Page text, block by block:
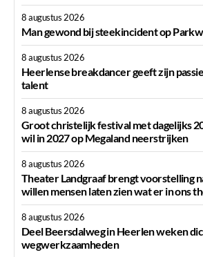
8 augustus 2026
Man gewond bij steekincident op
8 augustus 2026
Heerlense breakdancer geeft zijn
talent
8 augustus 2026
Groot christelijk festival met dagelijks
wil in 2027 op Megaland neerstrijken
8 augustus 2026
Theater Landgraaf brengt voorstelling
willen mensen laten zien wat er in ons
8 augustus 2026
Deel Beersdalweg in Heerlen weken
wegwerkzaamheden